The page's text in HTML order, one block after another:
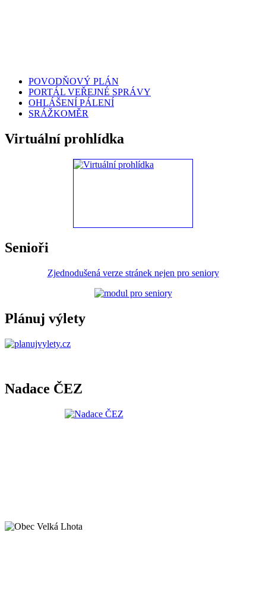
POVODŇOVÝ PLÁN
PORTÁL VEŘEJNÉ SPRÁVY
OHLÁŠENÍ PÁLENÍ
SRÁŽKOMĚR
Virtuální prohlídka
Senioři
Zjednodušená verze stránek nejen pro seniory
Plánuj výlety
Nadace ČEZ